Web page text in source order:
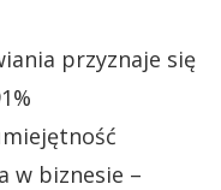
przyznaje się
w biznesie –